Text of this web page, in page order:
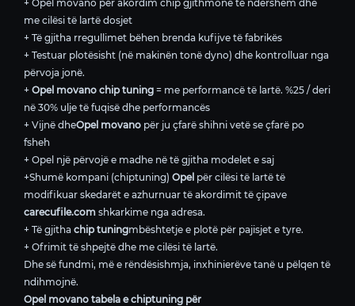
+ Opel movano për akordim chip gjithmonë të ndershëm dhe
me cilësi të lartë dosjet
+ Të gjitha rregullimet bëhen brenda kufijve të fabrikës
+ Testuar plotësisht (në makinën tonë dyno) dhe kontrolluar nga
përvoja jonë.
+ Opel movano chip tuning = me performancë të lartë. %25 / deri
në 30% ulje të fuqisë dhe performancës
+ Vijnë dheOpel movano për ju çfarë shihni vetë se çfarë po
fsheh
+ Opel një përvojë e madhe në të gjitha modelet e saj
+Shumë kompani (chiptuning) Opel për cilësi të lartë të
modifikuar skedarët e azhurnuar të akordimit të çipave
carecufile.com shkarkime nga adresa.
+ Të gjitha chip tuningmbështetje e plotë për pajisjet e tyre.
+ Ofrimit të shpejtë dhe me cilësi të lartë.
Dhe së fundmi, më e rëndësishmja, inxhinierëve tanë u pëlqen të
ndihmojnë.
Opel movano tabela e chiptuning për